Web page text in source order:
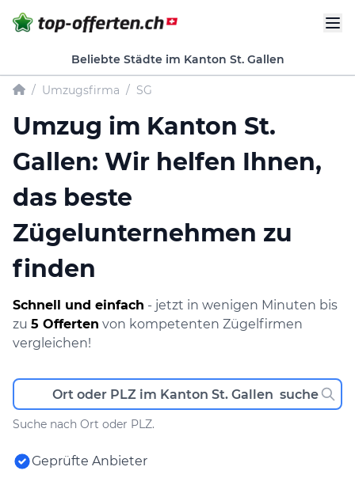
Beliebte Städte im Kanton St. Gallen
/ Umzugsfirma / SG
Umzug im Kanton St.
Gallen: Wir helfen Ihnen,
das beste
Zügelunternehmen zu
finden
Schnell und einfach - jetzt in wenigen Minuten bis
zu 5 Offerten von kompetenten Zügelfirmen
vergleichen!
Suche nach Ort oder PLZ.
Geprüfte Anbieter